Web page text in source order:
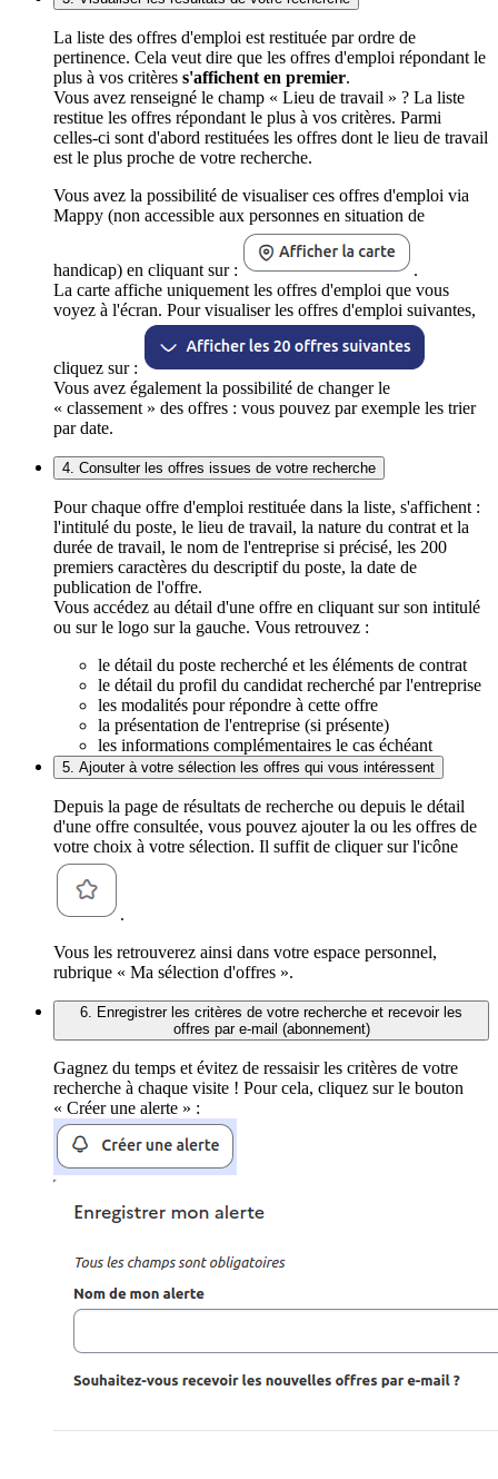
La liste des offres d'emploi est restituée par ordre de
pertinence. Cela veut dire que les offres d'emploi répondant le
plus à vos critères s'affichent en premier.
Vous avez renseigné le champ « Lieu de travail » ? La liste
restitue les offres répondant le plus à vos critères. Parmi
celles-ci sont d'abord restituées les offres dont le lieu de travail
est le plus proche de votre recherche.
Vous avez la possibilité de visualiser ces offres d'emploi via
Mappy (non accessible aux personnes en situation de
handicap) en cliquant sur :
.
La carte affiche uniquement les offres d'emploi que vous
voyez à l'écran. Pour visualiser les offres d'emploi suivantes,
cliquez sur :
Vous avez également la possibilité de changer le
« classement » des offres : vous pouvez par exemple les trier
par date.
4. Consulter les offres issues de votre recherche
Pour chaque offre d'emploi restituée dans la liste, s'affichent :
l'intitulé du poste, le lieu de travail, la nature du contrat et la
durée de travail, le nom de l'entreprise si précisé, les 200
premiers caractères du descriptif du poste, la date de
publication de l'offre.
Vous accédez au détail d'une offre en cliquant sur son intitulé
ou sur le logo sur la gauche. Vous retrouvez :
le détail du poste recherché et les éléments de contrat
le détail du profil du candidat recherché par l'entreprise
les modalités pour répondre à cette offre
la présentation de l'entreprise (si présente)
les informations complémentaires le cas échéant
5. Ajouter à votre sélection les offres qui vous intéressent
Depuis la page de résultats de recherche ou depuis le détail
d'une offre consultée, vous pouvez ajouter la ou les offres de
votre choix à votre sélection. Il suffit de cliquer sur l'icône
.
Vous les retrouverez ainsi dans votre espace personnel,
rubrique « Ma sélection d'offres ».
6. Enregistrer les critères de votre recherche et recevoir les
offres par e-mail (abonnement)
Gagnez du temps et évitez de ressaisir les critères de votre
recherche à chaque visite ! Pour cela, cliquez sur le bouton
« Créer une alerte » :